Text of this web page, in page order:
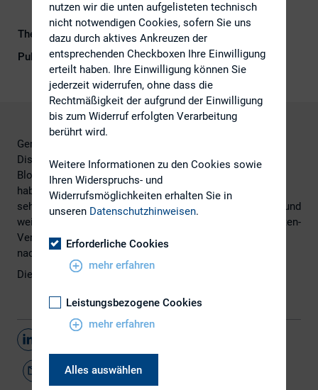
Themengebiet
Digitalisierung
Publikationsform
Externe Publikationen
Gerade Themenblogs gewinnen in der öffentlichen
Diskussion immer mehr an Bedeutung. Wie aber arbeiten
Blogger genau? Welche Motive und Qualitätsstandards
haben sie? Welchen Rollenbildern folgen sie? Und: Wie
sehen Blogger ihr Verhältnis zum Journalismus? Diesen und
weiteren Fragen ist eine – vom Deutschen Fachjournalisten-
Verband beauftragte – Studie der Universität Hohenheim
nachgegangen.
Die Studie finden Sie
nutzen wir die unten aufgelisteten technisch
nicht notwendigen Cookies, sofern Sie uns
dazu durch aktives Ankreuzen der
entsprechenden Checkboxen Ihre Einwilligung
erteilt haben. Ihre Einwilligung können Sie
jederzeit widerrufen, ohne dass die
Rechtmäßigkeit der aufgrund der Einwilligung
bis zum Widerruf erfolgten Verarbeitung
berührt wird.
Weitere Informationen zu den Cookies sowie
Ihren Widerspruchs- und
Widerrufsmöglichkeiten erhalten Sie in
unseren Datenschutzhinweisen.
Erforderliche Cookies
mehr erfahren
Leistungsbezogene Cookies
mehr erfahren
Alles auswählen